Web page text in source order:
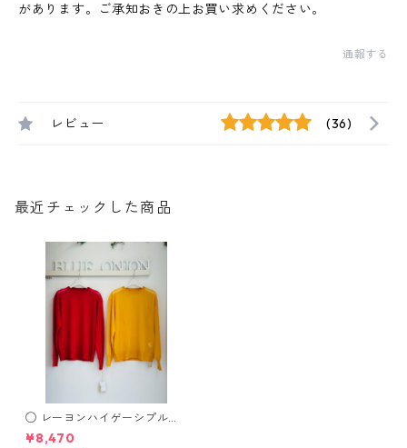
があります。ご承知おきの上お買い求めください。
通報する
レビュー (36)
最近チェックした商品
◯ レーヨンハイゲーシプルオ
ーバー 535914
¥8,470